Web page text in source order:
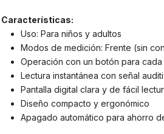
Características:
Uso: Para niños y adultos
Modos de medición: Frente (sin
Operación con un botón para cada
Lectura instantánea con señal
Pantalla digital clara y de fácil
Diseño compacto y ergonómico
Apagado automático para ahorro